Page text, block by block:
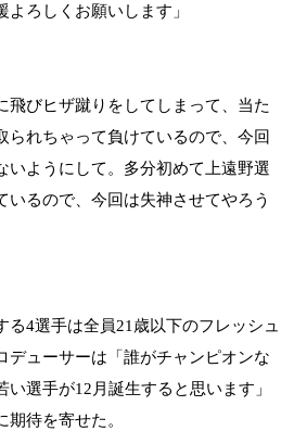
よろしくお願いします」
飛びヒザ蹴りをしてしまって、当た
られちゃって負けているので、今回
いようにして。多分初めて上遠野選
いるので、今回は失神させてやろう
る4選手は全員21歳以下のフレッシュ
デューサーは「誰がチャンピオンな
い選手が12月誕生すると思います」
期待を寄せた。